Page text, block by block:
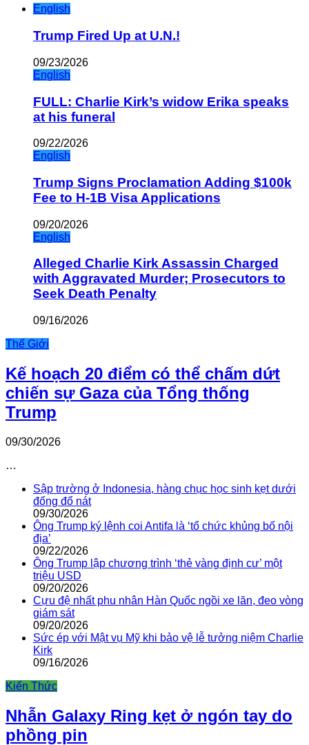
English
Trump Fired Up at U.N.!
09/23/2026
English
FULL: Charlie Kirk’s widow Erika speaks
at his funeral
09/22/2026
English
Trump Signs Proclamation Adding $100k
Fee to H-1B Visa Applications
09/20/2026
English
Alleged Charlie Kirk Assassin Charged
with Aggravated Murder; Prosecutors to
Seek Death Penalty
09/16/2026
Thế Giới
Kế hoạch 20 điểm có thể chấm dứt
chiến sự Gaza của Tổng thống
Trump
09/30/2026
…
Sập trường ở Indonesia, hàng chục học sinh kẹt dưới
đống đổ nát
09/30/2026
Ông Trump ký lệnh coi Antifa là ‘tổ chức khủng bố nội
địa’
09/22/2026
Ông Trump lập chương trình ‘thẻ vàng định cư’ một
triệu USD
09/20/2026
Cựu đệ nhất phu nhân Hàn Quốc ngồi xe lăn, đeo vòng
giám sát
09/20/2026
Sức ép với Mật vụ Mỹ khi bảo vệ lễ tưởng niệm Charlie
Kirk
09/16/2026
Kiến Thức
Nhẫn Galaxy Ring kẹt ở ngón tay do
phồng pin